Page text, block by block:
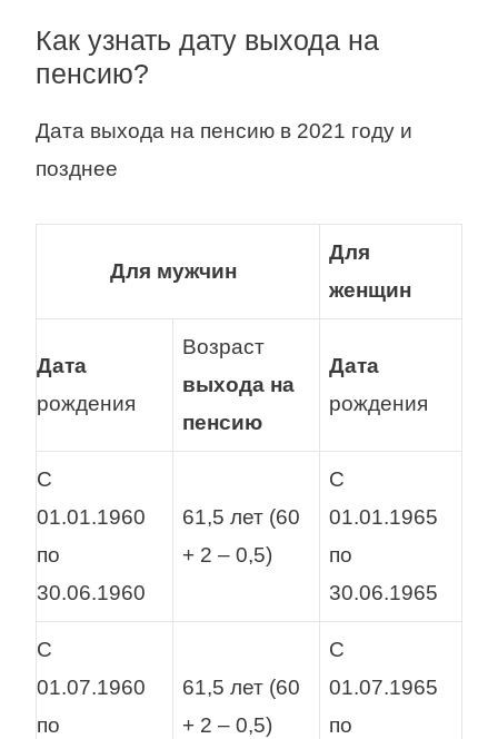
Как узнать дату выхода на
пенсию?
Дата выхода на пенсию в 2021 году и
позднее
Для мужчин
Для
женщин
Дата
рождения
Возраст
выхода на
пенсию
Дата
рождения
С
01.01.1960
по
30.06.1960
61,5 лет (60
+ 2 – 0,5)
С
01.01.1965
по
30.06.1965
С
01.07.1960
по
61,5 лет (60
+ 2 – 0,5)
С
01.07.1965
по